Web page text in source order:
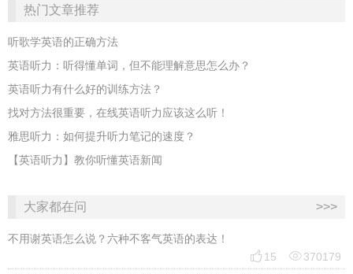
热门文章推荐
听歌学英语的正确方法
英语听力：听得懂单词，但不能理解意思怎么办？
英语听力有什么好的训练方法？
找对方法很重要，在线英语听力应该这么听！
雅思听力：如何提升听力笔记的速度？
【英语听力】教你听懂英语新闻
大家都在问 >>>
不用谢英语怎么说？六种不客气英语的表达！
 15 370179